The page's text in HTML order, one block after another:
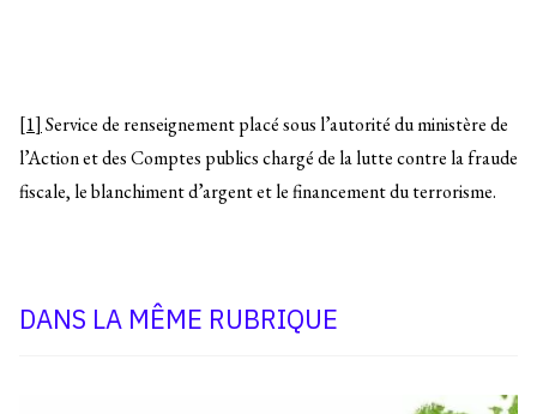
[1] Service de renseignement placé sous l’autorité du ministère de
l’Action et des Comptes publics chargé de la lutte contre la fraude
fiscale, le blanchiment d’argent et le financement du terrorisme.
DANS LA MÊME RUBRIQUE